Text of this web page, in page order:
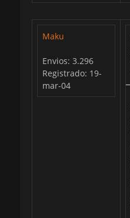
Maku
Envios: 3.296
Registrado: 19-
mar-04